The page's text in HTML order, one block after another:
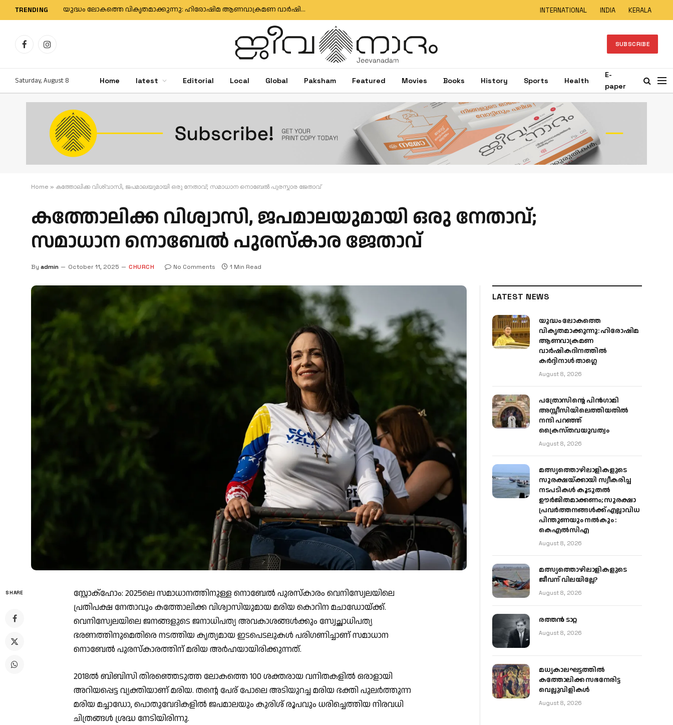
TRENDING യുദ്ധം ലോകത്തെ വികൃതമാക്കുന്നു: ഹിരോഷിമ ആണവാക്രമണ വാർഷികദിനത്തിൽ കർദ്ദിനാൾ താഗ്ലെ INTERNATIONAL INDIA KERALA
FacebookInstagram SUBSCRIBE
Saturday, August 8 Home latest Editorial Local Global Paksham Featured Movies Books History Sports Health
E-
paper
Home » കത്തോലിക്ക വിശ്വാസി, ജപമാലയുമായി ഒരു നേതാവ്; സമാധാന നൊബേൽ പുരസ്കാര ജേതാവ്
കത്തോലിക്ക വിശ്വാസി, ജപമാലയുമായി ഒരു നേതാവ്;
സമാധാന നൊബേൽ പുരസ്കാര ജേതാവ്
By admin October 11, 2025 CHURCH No Comments 1 Min Read
SHARE
സ്റ്റോക്ഹോം: 2025ലെ സമാധാനത്തിനുള്ള നൊബേൽ പുരസ്കാരം വെനിസ്വേലയിലെ
പ്രതിപക്ഷ നേതാവും കത്തോലിക്ക വിശ്വാസിയുമായ മരിയ കൊറിന മചാഡോയ്ക്ക്.
വെനിസ്വേലയിലെ ജനങ്ങളുടെ ജനാധിപത്യ അവകാശങ്ങൾക്കും സ്വേച്ഛാധിപത്യ
ഭരണത്തിനുമെതിരെ നടത്തിയ കൃത്യമായ ഇടപെടലുകള്‍ പരിഗണിച്ചാണ് സമാധാന
നൊബേല്‍ പുരസ്‌കാരത്തിന് മരിയ അര്‍ഹയായിരിക്കുന്നത്.
2018ൽ ബിബിസി തിരഞ്ഞെടുത്ത ലോകത്തെ 100 ശക്തരായ വനിതകളിൽ ഒരാളായി
അറിയപ്പെട്ട വ്യക്തിയാണ് മരിയ. തന്റെ പേര് പോലെ അടിയുറച്ച മരിയ ഭക്തി പുലര്‍ത്തുന്ന
മരിയ മച്ചാഡോ, പൊതുവേദികളില്‍ ജപമാലയും കുരിശ് രൂപവും ധരിച്ചെത്തിയ നിരവധി
ചിത്രങ്ങള്‍ ശ്രദ്ധ നേടിയിരിന്നു.
LATEST NEWS
യുദ്ധം ലോകത്തെ
വികൃതമാക്കുന്നു: ഹിരോഷിമ
ആണവാക്രമണ
വാർഷികദിനത്തിൽ
കർദ്ദിനാൾ താഗ്ലെ
August 8, 2026
പത്രോസിന്റെ പിൻഗാമി
അസ്സീസിയിലെത്തിയതിൽ
നന്ദി പറഞ്ഞ്
ക്രൈസ്തവയുവത്വം
August 8, 2026
മത്സ്യത്തൊഴിലാളികളുടെ
സുരക്ഷയ്ക്കായി സ്വീകരിച്ച
നടപടികൾ കൂടുതൽ
ഊർജിതമാക്കണം; സുരക്ഷാ
പ്രവർത്തനങ്ങൾക്ക് എല്ലാവിധ
പിന്തുണയും നൽകും :
കെഎൽസിഎ
August 8, 2026
മത്സ്യത്തൊഴിലാളികളുടെ
ജീവന് വിലയില്ലേ?
August 8, 2026
രത്തന്‍ ടാറ്റ
August 8, 2026
മധ്യകാലഘട്ടത്തില്‍
കത്തോലിക്ക സഭനേരിട്ട
വെല്ലുവിളികള്‍
August 8, 2026